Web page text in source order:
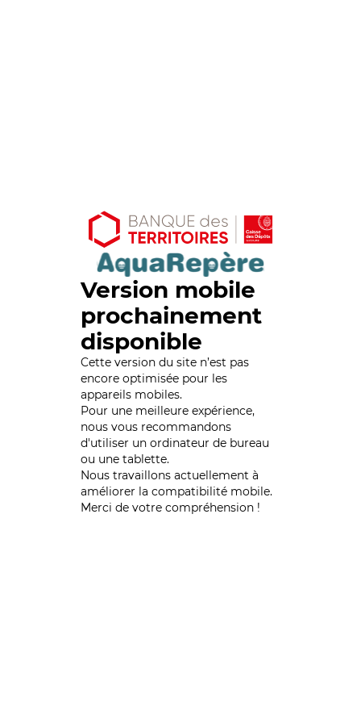
Version mobile
prochainement
disponible
Cette version du site n’est pas
encore optimisée pour les
appareils mobiles.
Pour une meilleure expérience,
nous vous recommandons
d'utiliser un ordinateur de bureau
ou une tablette.
Nous travaillons actuellement à
améliorer la compatibilité mobile.
Merci de votre compréhension !